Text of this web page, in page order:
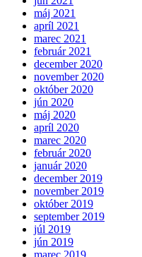
máj 2021
apríl 2021
marec 2021
február 2021
december 2020
november 2020
október 2020
jún 2020
máj 2020
apríl 2020
marec 2020
február 2020
január 2020
december 2019
november 2019
október 2019
september 2019
júl 2019
jún 2019